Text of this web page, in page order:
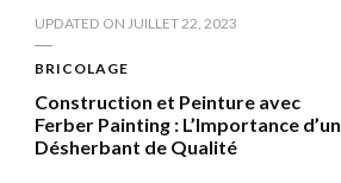
UPDATED ON JUILLET 22, 2023
BRICOLAGE
Construction et Peinture avec
Ferber Painting : L’Importance d’un
Désherbant de Qualité